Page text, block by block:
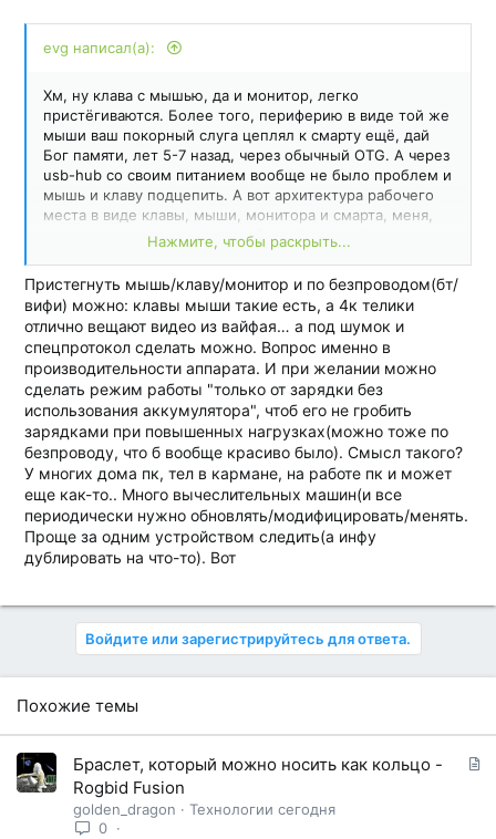
evg написал(а):
Хм, ну клава с мышью, да и монитор, легко
пристёгиваются. Более того, периферию в виде той же
мыши ваш покорный слуга цеплял к смарту ещё, дай
Бог памяти, лет 5-7 назад, через обычный OTG. А через
usb-hub со своим питанием вообще не было проблем и
мышь и клаву подцепить. А вот архитектура рабочего
места в виде клавы, мыши, монитора и смарта, меня,
почему-то, не впечатляет - ибо хранилище проиграет
по характеристикам любому ПК с древней виндой на
борту. Ноутбук - и всё, никаких проблем, да ещё и
дешевле выйдет. Смарт - это другое устройство с
другими задачами, ну вот правда. ИМХО, конечно.
И вот ещё подумалось - исходя из вышесказанного,
надо прибывать на место где на столе лежат клава,
мышь, стоит монитор, соответственно выведены
кабеля, ожидающие подключения... Ну как-то
фантастически выглядит. )))
PS. А беспроводным протоколам я как-то не доверяю.
)))
Нажмите, чтобы раскрыть...
Пристегнуть мышь/клаву/монитор и по безпроводом(бт/
вифи) можно: клавы мыши такие есть, а 4к телики
отлично вещают видео из вайфая… а под шумок и
спецпротокол сделать можно. Вопрос именно в
производительности аппарата. И при желании можно
сделать режим работы "только от зарядки без
использования аккумулятора", чтоб его не гробить
зарядками при повышенных нагрузках(можно тоже по
безпроводу, что б вообще красиво было). Смысл такого?
У многих дома пк, тел в кармане, на работе пк и может
еще как-то.. Много вычеслительных машин(и все
периодически нужно обновлять/модифицировать/менять.
Проще за одним устройством следить(а инфу
дублировать на что-то). Вот
Войдите или зарегистрируйтесь для ответа.
Похожие темы
С
Браслет, который можно носить как кольцо -
Rogbid Fusion
golden_dragon
Технологии сегодня
0